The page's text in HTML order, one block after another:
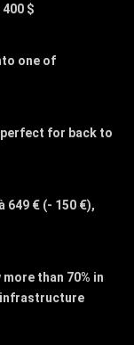
$
one of
perfect for back to
649 € (- 150 €),
than 70% in
infrastructure